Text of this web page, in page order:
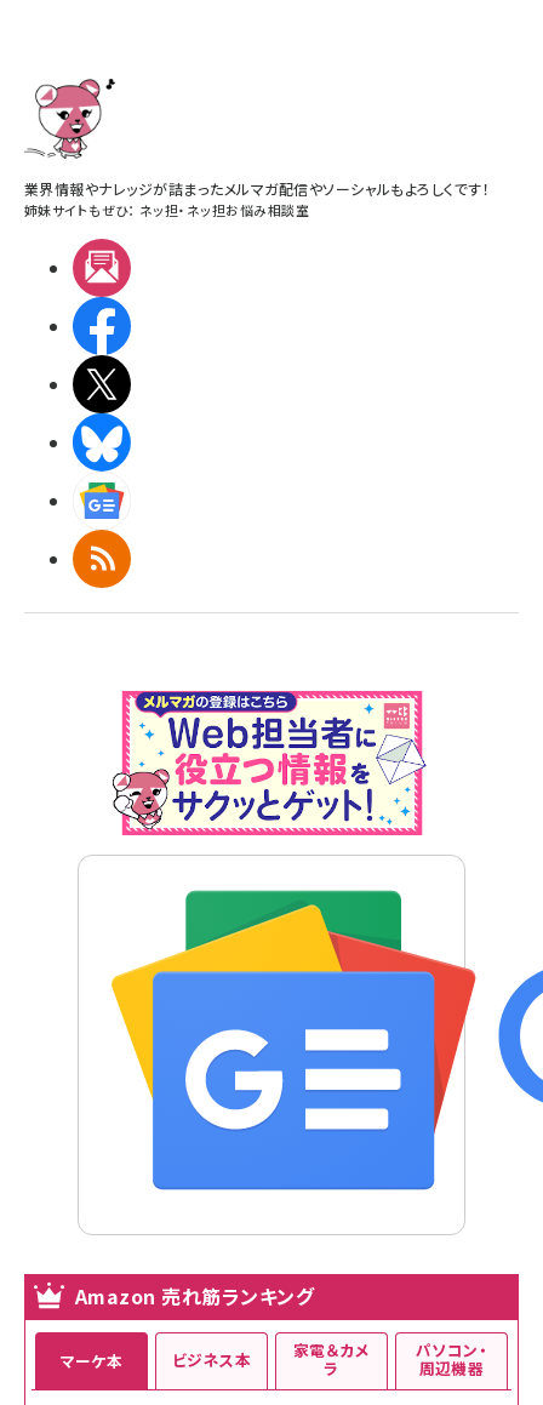
業界情報やナレッジが詰まったメルマガ配信やソーシャルもよろしくです！
姉妹サイトもぜひ： ネッ担・ ネッ担お悩み相談室
RSS
Amazon 売れ筋ランキング
マーケ本 ビジネス本 家電＆カメ
ラ
パソコン・
周辺機器